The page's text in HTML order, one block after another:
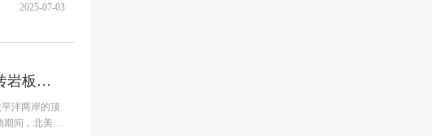
2025-07-03
北美PI设计大奖亚太区代表&ICC瓷砖岩板总经理汉贝托：ICC瓷砖岩板以全球视野赋能设计创新
洋两岸的顶
间，北美PI